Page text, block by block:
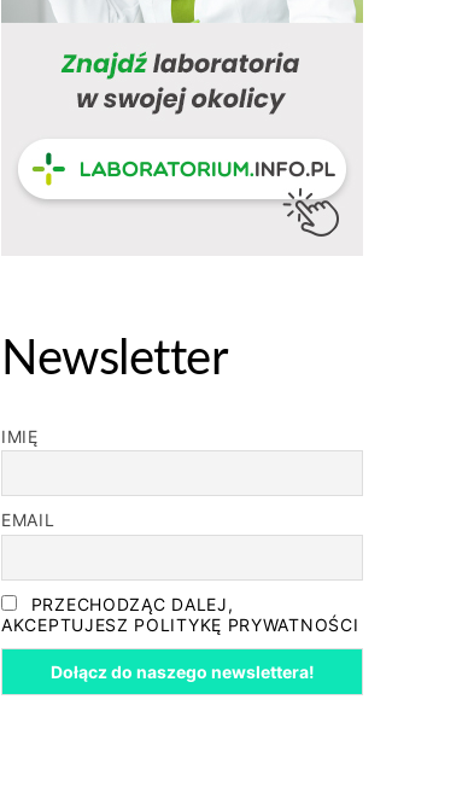
Newsletter
IMIĘ
EMAIL
PRZECHODZĄC DALEJ,
AKCEPTUJESZ POLITYKĘ PRYWATNOŚCI